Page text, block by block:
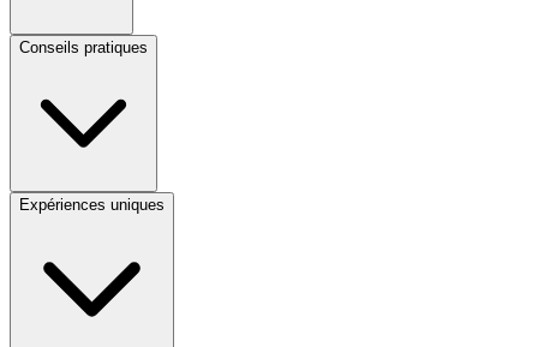
Conseils pratiques
Expériences uniques